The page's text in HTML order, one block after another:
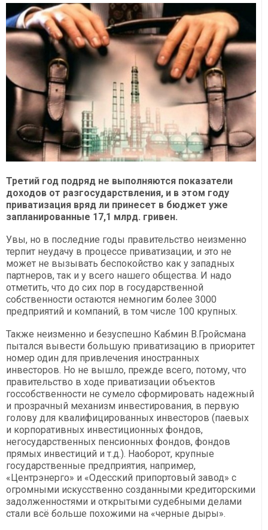
Третий год подряд не выполняются показатели
доходов от разгосударствления, и в этом году
приватизация вряд ли принесет в бюджет уже
запланированные 17,1 млрд. гривен.
Увы, но в последние годы правительство неизменно
терпит неудачу в процессе приватизации, и это не
может не вызывать беспокойство как у западных
партнеров, так и у всего нашего общества. И надо
отметить, что до сих пор в государственной
собственности остаются немногим более 3000
предприятий и компаний, в том числе 100 крупных.
Также неизменно и безуспешно Кабмин В.Гройсмана
пытался вывести большую приватизацию в приоритет
номер один для привлечения иностранных
инвесторов. Но не вышло, прежде всего, потому, что
правительство в ходе приватизации объектов
госсобственности не сумело сформировать надежный
и прозрачный механизм инвестирования, в первую
голову для квалифицированных инвесторов (паевых
и корпоративных инвестиционных фондов,
негосударственных пенсионных фондов, фондов
прямых инвестиций и т.д.). Наоборот, крупные
государственные предприятия, например,
«Центрэнерго» и «Одесский припортовый завод» с
огромными искусственно созданными кредиторскими
задолженностями и открытыми судебными делами
стали всё больше похожими на «черные дыры».